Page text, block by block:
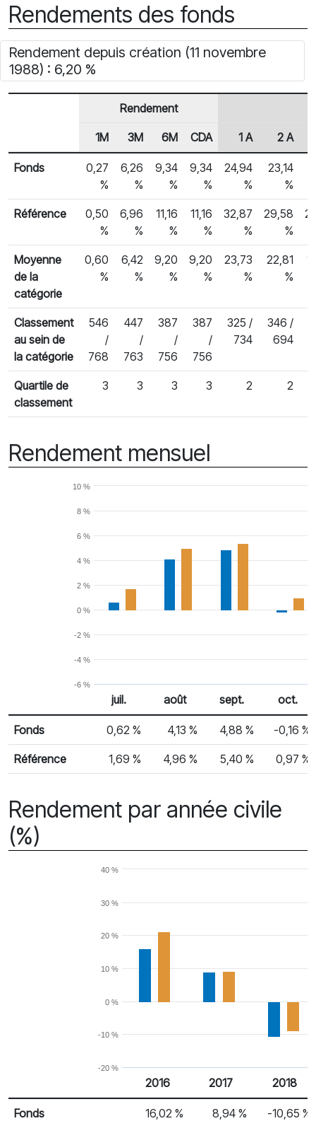
Rendements des fonds
Rendement depuis création (11 novembre
1988) : 6,20 %
Rendements des fonds
En-tête de ligne
Rendement
1M 3M 6M CDA 1 A 2 A
Fonds
0,27
%
6,26
%
9,34
%
9,34
%
24,94
%
23,14
%
Référence
0,50
%
6,96
%
11,16
%
11,16
%
32,87
%
29,58
%
Moyenne
de la
catégorie
0,60
%
6,42
%
9,20
%
9,20
%
23,73
%
22,81
%
Classement
au sein de
la catégorie
546
/
768
447
/
763
387
/
756
387
/
756
325 /
734
346 /
694
Quartile de
classement
3 3 3 3 2 2
Rendement mensuel
-6 %
-4 %
-2 %
0 %
2 %
4 %
6 %
8 %
10 %
Rendement mensuel
% Rendement
juil. août sept. oct.
Fonds 0,62 % 4,13 % 4,88 % -0,16 %
Référence 1,69 % 4,96 % 5,40 % 0,97 %
Rendement par année civile
(%)
-20 %
-10 %
0 %
10 %
20 %
30 %
40 %
Rendement par année civile
% Rendement
2016 2017 2018
Fonds 16,02 % 8,94 % -10,65 %